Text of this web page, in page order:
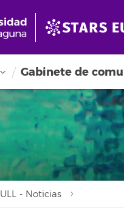
Gabinete de
ULL - Noticias